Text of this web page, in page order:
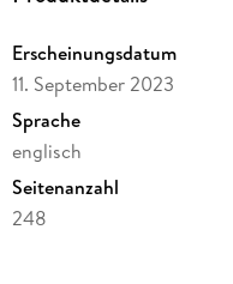
Erscheinungsdatum
11. September 2023
Sprache
englisch
Seitenanzahl
248